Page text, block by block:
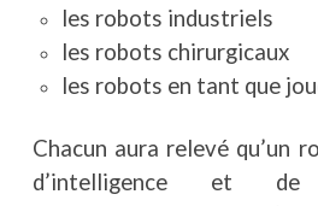
les robots industriels
les robots chirurgicaux
les robots en tant que
Chacun aura relevé qu’un
d’intelligence et